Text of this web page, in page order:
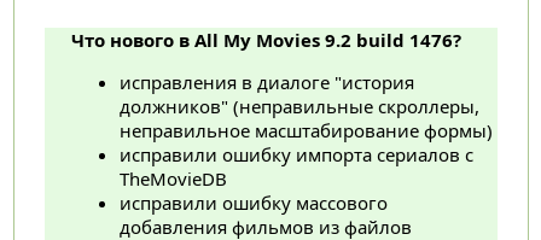
Что нового в All My Movies 9.2 build 1476?
исправления в диалоге "история
должников" (неправильные скроллеры,
неправильное масштабирование формы)
исправили ошибку импорта сериалов с
TheMovieDB
исправили ошибку массового
добавления фильмов из файлов